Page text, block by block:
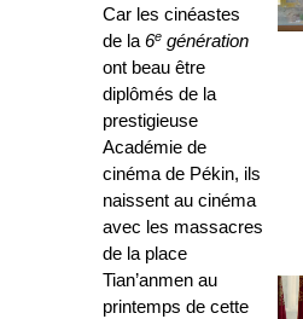
Car les cinéastes
de la 6e génération
ont beau être
diplômés de la
prestigieuse
Académie de
cinéma de Pékin, ils
naissent au cinéma
avec les massacres
de la place
Tian’anmen au
printemps de cette